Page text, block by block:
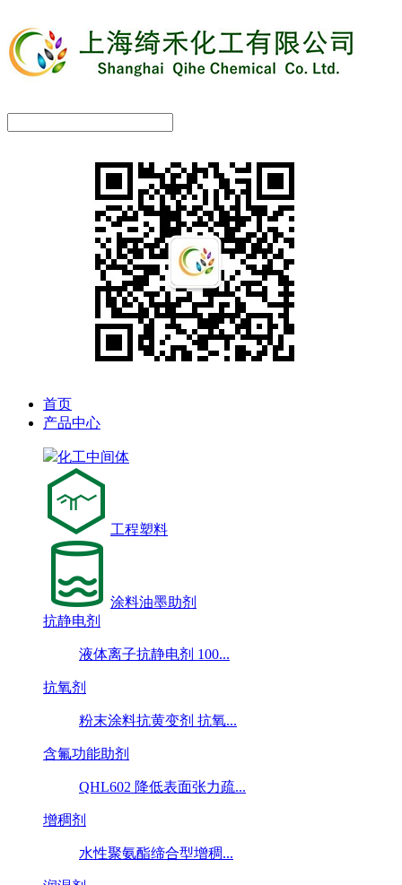
首页
产品中心
化工中间体
工程塑料
涂料油墨助剂
抗静电剂
液体离子抗静电剂 100...
抗氧剂
粉末涂料抗黄变剂 抗氧...
含氟功能助剂
QHL602 降低表面张力疏...
增稠剂
水性聚氨酯缔合型增稠...